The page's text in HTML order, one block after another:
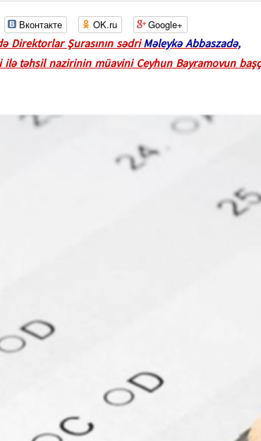
Вконтакте OK.ru Google+
Direktorlar Şurasının sədriMəleykə Abbaszadə,
təhsil nazirinin müavini Ceyhun Bayramovun